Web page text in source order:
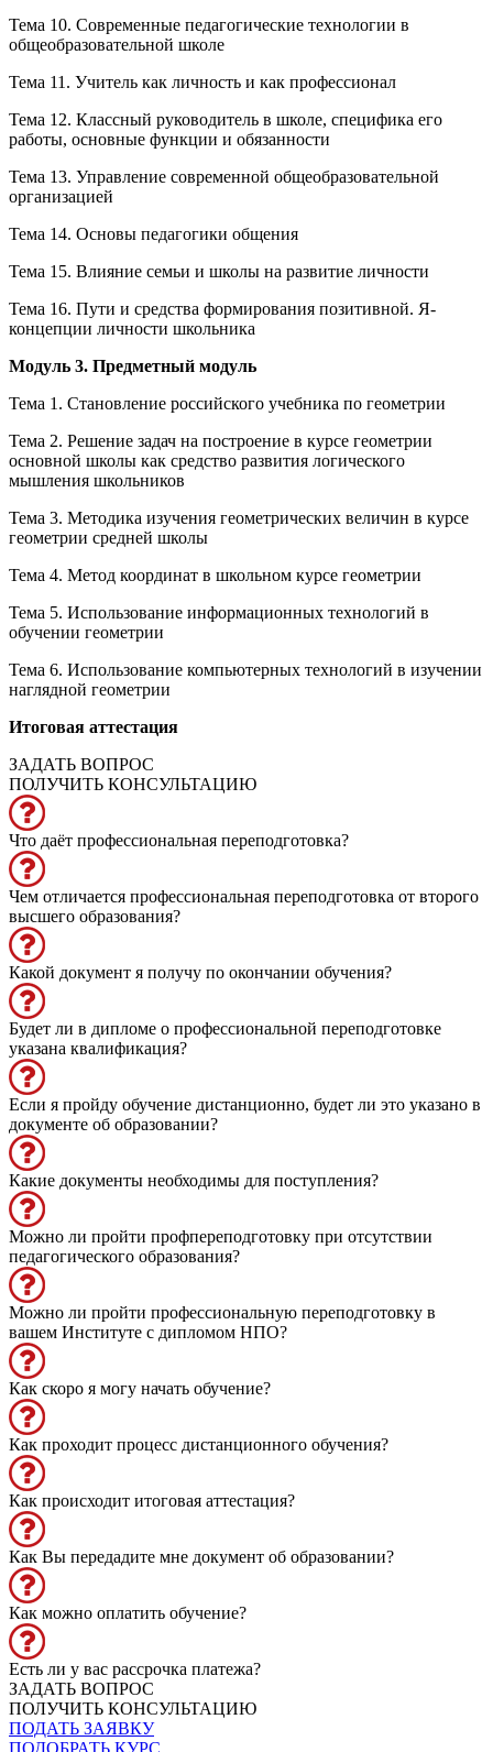
Тема 10. Современные педагогические технологии в
общеобразовательной школе
Тема 11. Учитель как личность и как профессионал
Тема 12. Классный руководитель в школе, специфика его
работы, основные функции и обязанности
Тема 13. Управление современной общеобразовательной
организацией
Тема 14. Основы педагогики общения
Тема 15. Влияние семьи и школы на развитие личности
Тема 16. Пути и средства формирования позитивной. Я-
концепции личности школьника
Модуль 3. Предметный модуль
Тема 1. Становление российского учебника по геометрии
Тема 2. Решение задач на построение в курсе геометрии
основной школы как средство развития логического
мышления школьников
Тема 3. Методика изучения геометрических величин в курсе
геометрии средней школы
Тема 4. Метод координат в школьном курсе геометрии
Тема 5. Использование информационных технологий в
обучении геометрии
Тема 6. Использование компьютерных технологий в изучении
наглядной геометрии
Итоговая аттестация
ЗАДАТЬ ВОПРОС
ПОЛУЧИТЬ КОНСУЛЬТАЦИЮ
Что даёт профессиональная переподготовка?
Чем отличается профессиональная переподготовка от второго
высшего образования?
Какой документ я получу по окончании обучения?
Будет ли в дипломе о профессиональной переподготовке
указана квалификация?
Если я пройду обучение дистанционно, будет ли это указано в
документе об образовании?
Какие документы необходимы для поступления?
Можно ли пройти профпереподготовку при отсутствии
педагогического образования?
Можно ли пройти профессиональную переподготовку в
вашем Институте с дипломом НПО?
Как скоро я могу начать обучение?
Как проходит процесс дистанционного обучения?
Как происходит итоговая аттестация?
Как Вы передадите мне документ об образовании?
Как можно оплатить обучение?
Есть ли у вас рассрочка платежа?
ЗАДАТЬ ВОПРОС
ПОЛУЧИТЬ КОНСУЛЬТАЦИЮ
ПОДАТЬ ЗАЯВКУ
ПОДОБРАТЬ КУРС